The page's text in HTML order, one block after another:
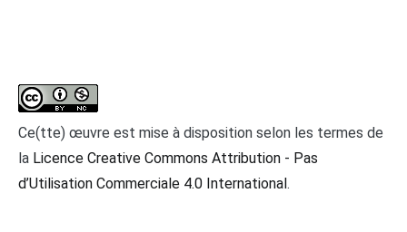
Ce(tte) œuvre est mise à disposition selon les termes de
la Licence Creative Commons Attribution - Pas
d’Utilisation Commerciale 4.0 International.